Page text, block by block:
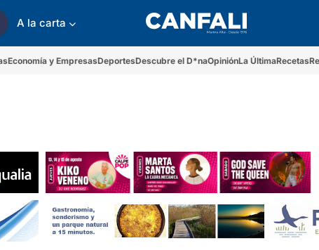
A la carta
Economía y EmpresasDeportesDescubre el D*naOpiniónLa ÚltimaRecetas